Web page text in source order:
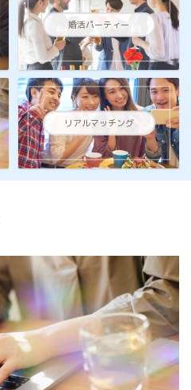
婚活パーティー
リアルマッチング